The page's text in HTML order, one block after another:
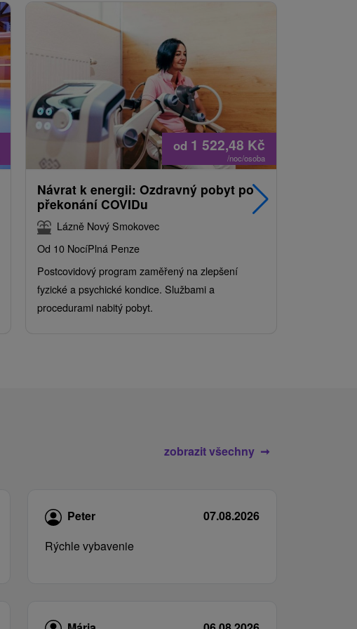
od 1 522,48 Kč
/noc/osoba
Návrat k energii: Ozdravný pobyt po
překonání COVIDu
Lázně Nový Smokovec
Od 10 NocíPlná Penze
Postcovidový program zaměřený na zlepšení
fyzické a psychické kondice. Službami a
procedurami nabitý pobyt.
zobrazit všechny
Peter
07.08.2026
Rýchle vybavenie